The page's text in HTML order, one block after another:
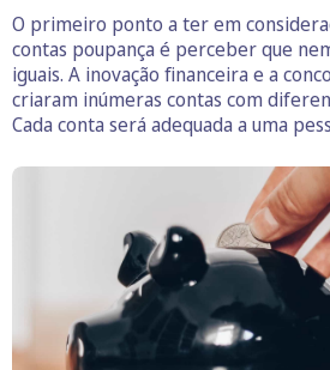
O primeiro ponto a ter em
contas poupança é perceber que
iguais. A inovação financeira e a
criaram inúmeras contas com
Cada conta será adequada a uma